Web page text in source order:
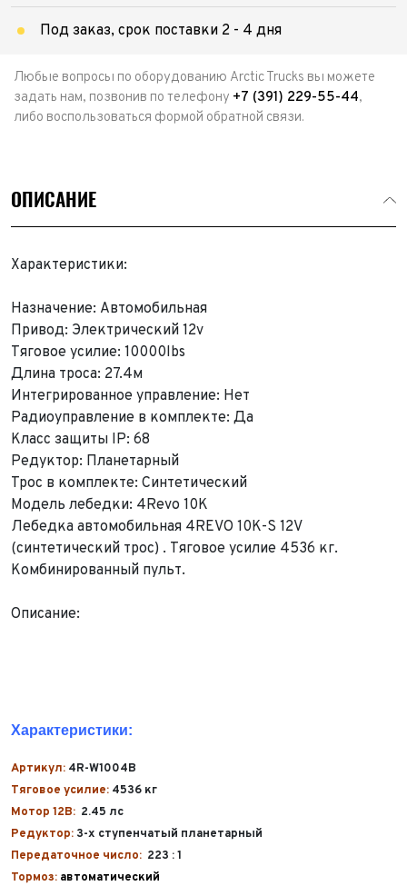
Под заказ, срок поставки 2 - 4 дня
Любые вопросы по оборудованию Arctic Trucks вы можете
задать нам, позвонив по телефону +7 (391) 229-55-44,
либо воспользоваться формой обратной связи.
ОПИСАНИЕ
Характеристики:
Назначение: Автомобильная
Привод: Электрический 12v
Тяговое усилие: 10000lbs
Длина троса: 27.4м
Интегрированное управление: Нет
Радиоуправление в комплекте: Да
Класс защиты IP: 68
Редуктор: Планетарный
Трос в комплекте: Синтетический
Модель лебедки: 4Revo 10K
Лебедка автомобильная 4REVO 10K-S 12V
(синтетический трос) . Тяговое усилие 4536 кг.
Комбинированный пульт.
Описание:
Характеристики:
Артикул: 4R-W1004B
Тяговое усилие: 4536 кг
Мотор 12В: 2.45 лс
Редуктор: 3-х ступенчатый планетарный
Передаточное число: 223 : 1
Тормоз: автоматический